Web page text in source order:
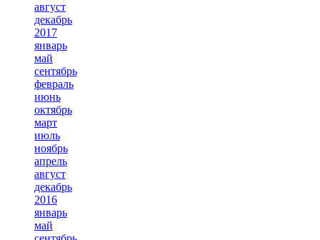
август
декабрь
2017
январь
май
сентябрь
февраль
июнь
октябрь
март
июль
ноябрь
апрель
август
декабрь
2016
январь
май